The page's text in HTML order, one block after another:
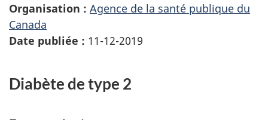
Organisation : Agence de la santé publique du
Canada
Date publiée : 11-12-2019
Diabète de type 2